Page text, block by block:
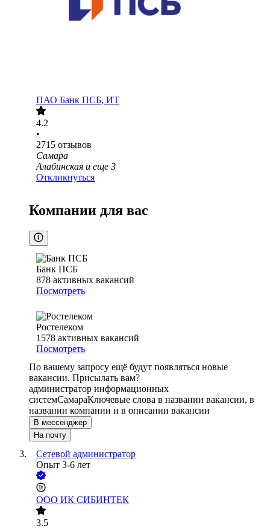
ПАО Банк ПСБ, ИТ
4.2
•
2715 отзывов
Самара
Алабинская и еще 3
Откликнуться
Компании для вас
Банк ПСБ
878 активных вакансий
Посмотреть
Ростелеком
1578 активных вакансий
Посмотреть
По вашему запросу ещё будут появляться новые
вакансии. Присылать вам?
администратор информационных
системСамараКлючевые слова в названии вакансии, в
названии компании и в описании вакансии
В мессенджер
На почту
Сетевой администратор
Опыт 3-6 лет
ООО ИК СИБИНТЕК
3.5